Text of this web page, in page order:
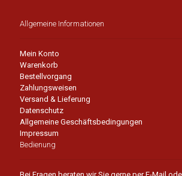
Allgemeine Informationen
Mein Konto
Warenkorb
Bestellvorgang
Zahlungsweisen
Versand & Lieferung
Datenschutz
Allgemeine Geschäftsbedingungen
Impressum
Bedienung